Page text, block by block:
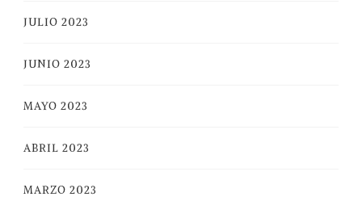
JULIO 2023
JUNIO 2023
MAYO 2023
ABRIL 2023
MARZO 2023